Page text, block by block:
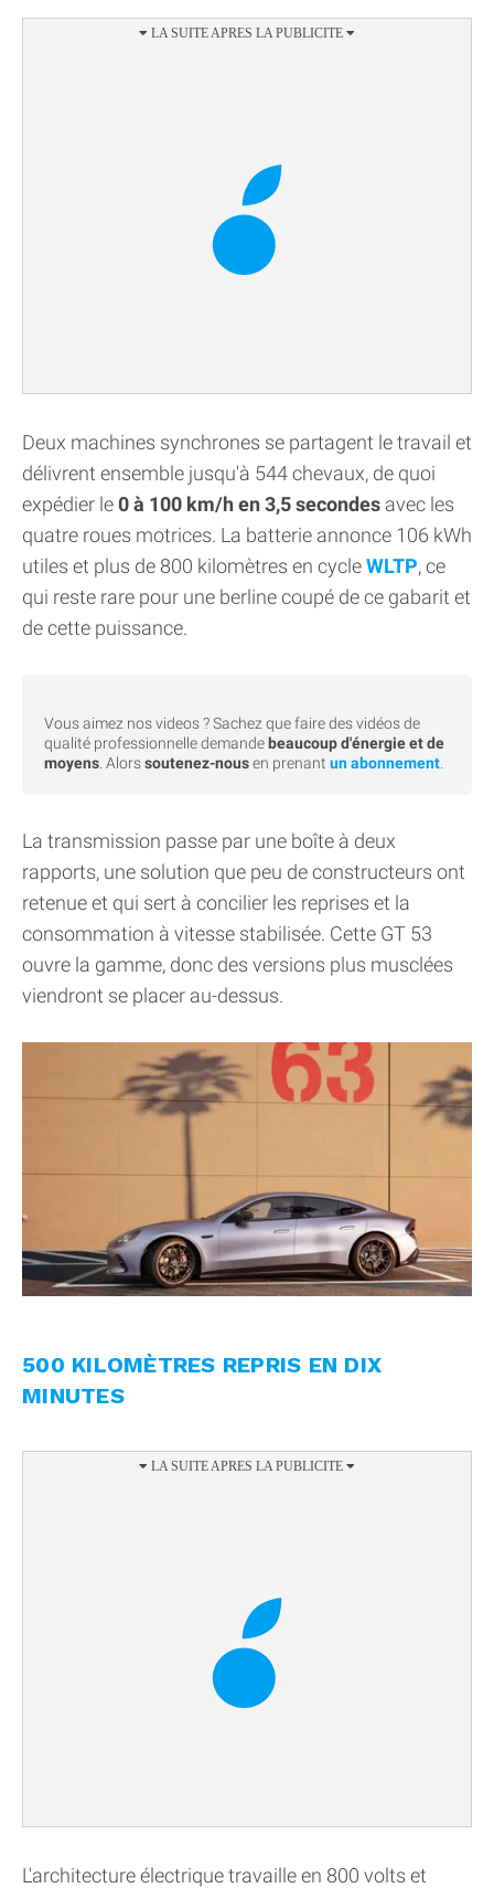
Deux machines synchrones se partagent le travail et
délivrent ensemble jusqu'à 544 chevaux, de quoi
expédier le0 à 100 km/h en 3,5 secondes avec les
quatre roues motrices. La batterie annonce 106 kWh
utiles et plus de 800 kilomètres en cycleWLTP, ce
qui reste rare pour une berline coupé de ce gabarit et
de cette puissance.
Vous aimez nos videos ? Sachez que faire des vidéos de
qualité professionnelle demandebeaucoup d'énergie et de
moyens . Alorssoutenez-nousen prenant un abonnement
La transmission passe par une boîte à deux
rapports, une solution que peu de constructeurs ont
retenue et qui sert à concilier les reprises et la
consommation à vitesse stabilisée. Cette GT 53
ouvre la gamme, donc des versions plus musclées
viendront se placer au-dessus.
500 KILOMÈTRES REPRIS EN DIX
MINUTES
L'architecture électrique travaille en 800 volts et